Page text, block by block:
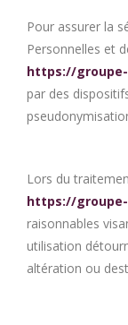
Pour assurer la
Personnelles et
https://
par des
Lors du
https://
raisonnables
utilisation
altération ou